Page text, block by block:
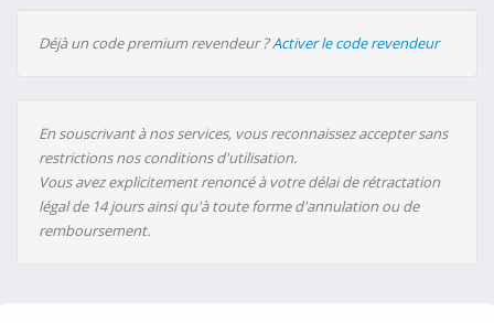
Déjà un code premium revendeur ?Activer le code revendeur
En souscrivant à nos services, vous reconnaissez accepter sans
restrictions nos conditions d'utilisation.
Vous avez explicitement renoncé à votre délai de rétractation
légal de 14 jours ainsi qu'à toute forme d'annulation ou de
remboursement.